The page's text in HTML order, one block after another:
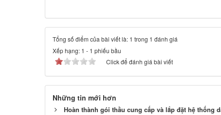
Tổng số điểm của bài viết là: 1 trong 1 đánh giá
Xếp hạng: 1 - 1 phiếu bầu
Click để đánh giá bài viết
Những tin mới hơn
Hoàn thành gói thầu cung cấp và lắp đặt hệ thống